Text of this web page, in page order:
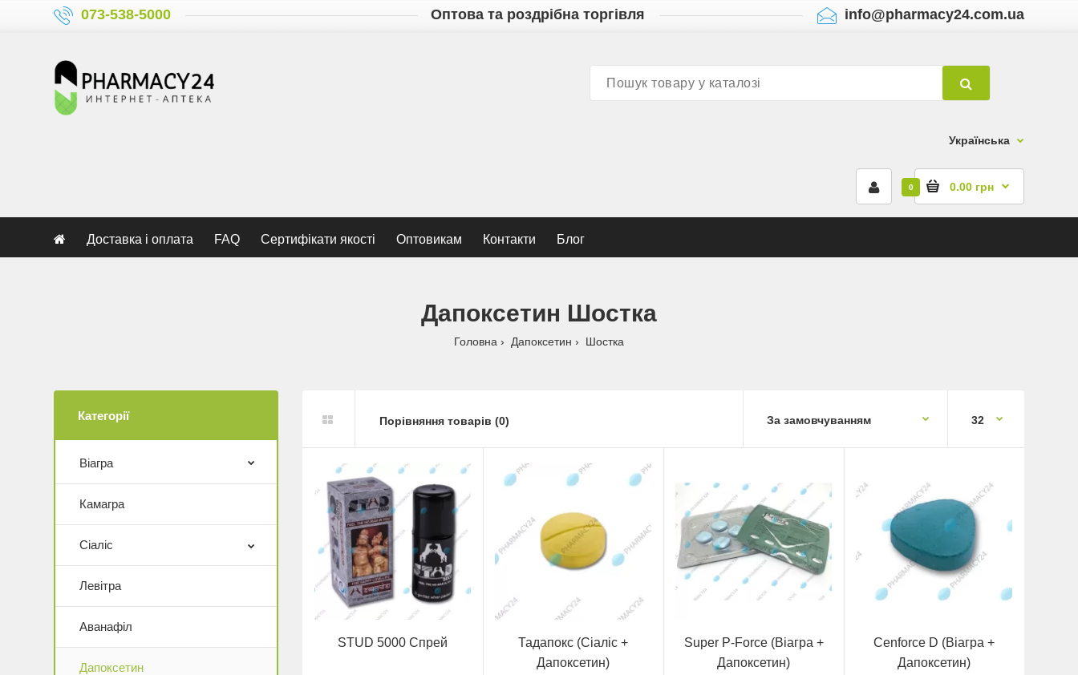
073-538-5000 Оптова та роздрібна торгівля info@pharmacy24.com.ua
Українська
0 0.00 грн
Доставка і оплата FAQ Сертифікати якості Оптовикам Контакти Блог
Дапоксетин Шостка
Головна Дапоксетин Шостка
Категорії
Віагра
Камагра
Сіаліс
Левітра
Аванафіл
Дапоксетин
Порівняння товарів (0)
STUD 5000 Спрей
Тадапокс (Сіаліс +
Дапоксетин)
Super P-Force (Віагра +
Дапоксетин)
Cenforce D (Віагра +
Дапоксетин)